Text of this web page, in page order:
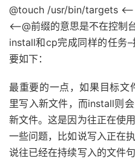
@touch /usr/bin/targets <—-
<—-@前缀的意思是不在控制
install和cp完成同样的任务
要如下：
最重要的一点，如果目标文
里写入新文件，而install则
新文件。这是因为往正在使
一些问题，比如说写入正在
说往已经在持续写入的文件